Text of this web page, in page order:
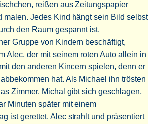
reißen aus Zeitungspapier
malen. Jedes Kind hängt sein Bild selbst
den Raum gespannt ist.
Gruppe von Kindern beschäftigt,
Alec, der mit seinem roten Auto allein in
den anderen Kindern spielen, denn er
hat. Als Michael ihn trösten
Zimmer. Michal gibt sich geschlagen,
Minuten später mit einem
ist gerettet. Alec strahlt und präsentiert